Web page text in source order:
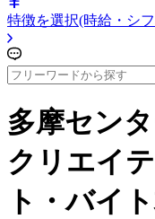
特徴を選択(時給・シ
多摩セン
クリエイ
ト・バイ